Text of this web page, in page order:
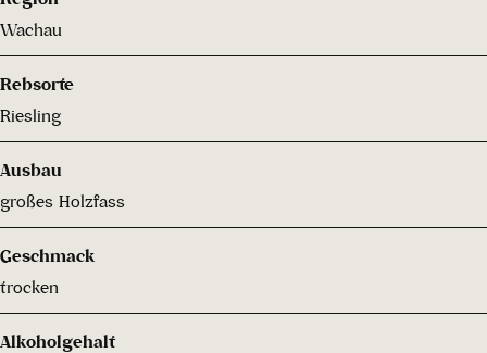
Wachau
Rebsorte
Riesling
Ausbau
großes Holzfass
Geschmack
trocken
Alkoholgehalt